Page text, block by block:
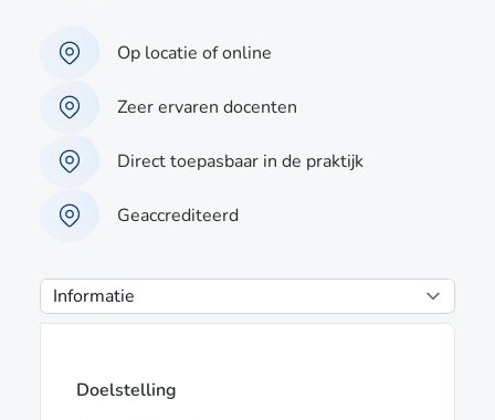
Op locatie of online
Zeer ervaren docenten
Direct toepasbaar in de praktijk
Geaccrediteerd
Doelstelling